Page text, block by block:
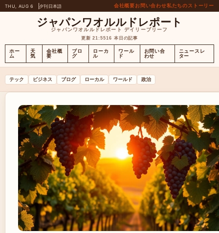
THU, AUG 6 夕刊日本語 会社概要お問い合わせ私たちのストーリー
ジャパンワオルルドレポート
ジャパンワオルルドレポート デイリーブリーフ
更新 21:5516 本日の記事
ホー
ム
天
気
会社概
要
ブロ
グ
ローカ
ル
ワール
ド
お問い合
わせ
ニュースレ
ター
テック ビジネス ブログ ローカル ワールド 政治